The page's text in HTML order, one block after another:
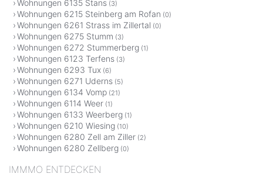
Wohnungen 6135 Stans (3)
Wohnungen 6215 Steinberg am Rofan (0)
Wohnungen 6261 Strass im Zillertal (0)
Wohnungen 6275 Stumm (3)
Wohnungen 6272 Stummerberg (1)
Wohnungen 6123 Terfens (3)
Wohnungen 6293 Tux (6)
Wohnungen 6271 Uderns (5)
Wohnungen 6134 Vomp (21)
Wohnungen 6114 Weer (1)
Wohnungen 6133 Weerberg (1)
Wohnungen 6210 Wiesing (10)
Wohnungen 6280 Zell am Ziller (2)
Wohnungen 6280 Zellberg (0)
IMMMO ENTDECKEN